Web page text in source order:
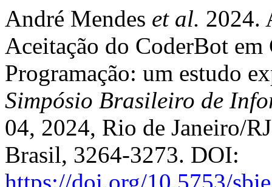
André Mendes et al. 2024.
Aceitação do CoderBot
Programação: um estudo
Simpósio Brasileiro de
04, 2024, Rio de Janeiro/
Brasil, 3264-3273. DOI: